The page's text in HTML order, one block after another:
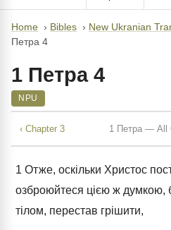
Home › Bibles › New Ukranian
Петра 4
1 Петра 4
NPU
‹ Chapter 3 1 Петра — All
1 Отже, оскільки Христос
озброюйтеся цією ж думкою,
тілом, перестав грішити,